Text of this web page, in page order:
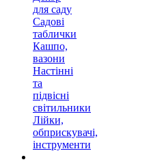
для саду
Садові
таблички
Кашпо,
вазони
Настінні
та
підвісні
світильники
Лійки,
обприскувачі,
інструменти